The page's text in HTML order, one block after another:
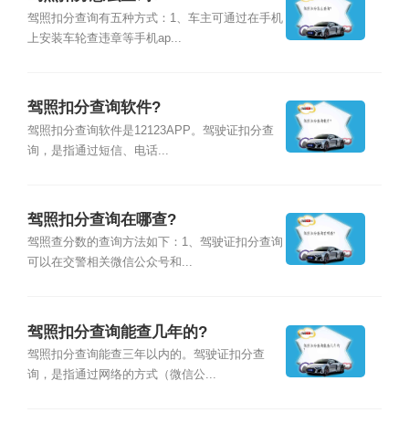
驾照扣分查询有五种方式：1、车主可通过在手机
上安装车轮查违章等手机ap...
驾照扣分查询软件?
驾照扣分查询软件是12123APP。驾驶证扣分查
询，是指通过短信、电话...
驾照扣分查询在哪查?
驾照查分数的查询方法如下：1、驾驶证扣分查询
可以在交警相关微信公众号和...
驾照扣分查询能查几年的?
驾照扣分查询能查三年以内的。驾驶证扣分查
询，是指通过网络的方式（微信公...